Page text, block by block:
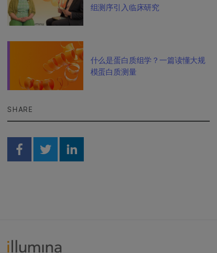
组测序引入临床研究
什么是蛋白质组学？一篇读懂大规
模蛋白质测量
SHARE
Share on Facebook
Share on Twitter
Share on Linkedin